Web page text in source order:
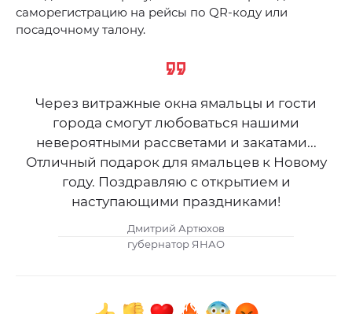
саморегистрацию на рейсы по QR-коду или
посадочному талону.
Через витражные окна ямальцы и гости
города смогут любоваться нашими
невероятными рассветами и закатами...
Отличный подарок для ямальцев к Новому
году. Поздравляю с открытием и
наступающими праздниками!
Дмитрий Артюхов
губернатор ЯНАО